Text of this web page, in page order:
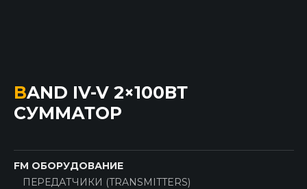
BAND IV-V 2×100ВТ
СУММАТОР
FM ОБОРУДОВАНИЕ
ПЕРЕДАТЧИКИ (TRANSMITTERS)